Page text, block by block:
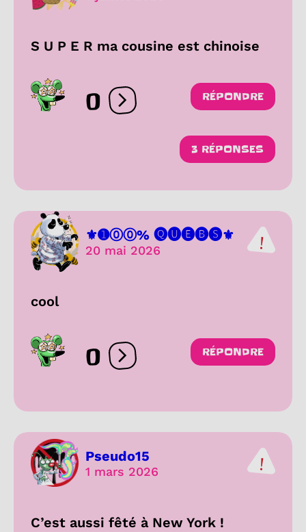
S U P E R ma cousine est chinoise
0 Ouvrir les réactions
RÉPONDRE
3 RÉPONSES
⚜️➊⓪⓪% 🅠🅤🅔🅑🅢⚜️
20 mai 2026
cool
0 Ouvrir les réactions
RÉPONDRE
Pseudo15
1 mars 2026
C’est aussi fêté à New York !